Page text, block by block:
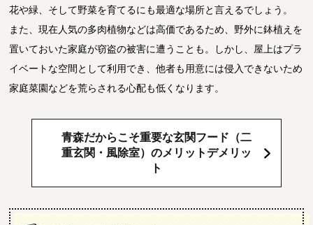
花や緑、そして野菜を育てるにも最適な場所と言えるでしょう。
また、現在人気の多肉植物などは高価であるため、野外に鉢植えを
置いておいた家庭が窃盗の被害に遭うことも。しかし、屋上はプラ
イベートな空間として利用でき、他者も用意には侵入できないため
家庭菜園などを荒らされる心配も低くなります。
青森だからこそ重要な玄関フード（二
重玄関・風除室）のメリットデメリッ
ト